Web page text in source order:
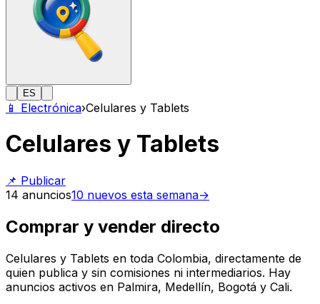
ES
📱 Electrónica›Celulares y Tablets
Celulares y Tablets
📌 Publicar
14 anuncios10 nuevos esta semana→
Comprar y vender directo
Celulares y Tablets en toda Colombia, directamente de
quien publica y sin comisiones ni intermediarios. Hay
anuncios activos en Palmira, Medellín, Bogotá y Cali.